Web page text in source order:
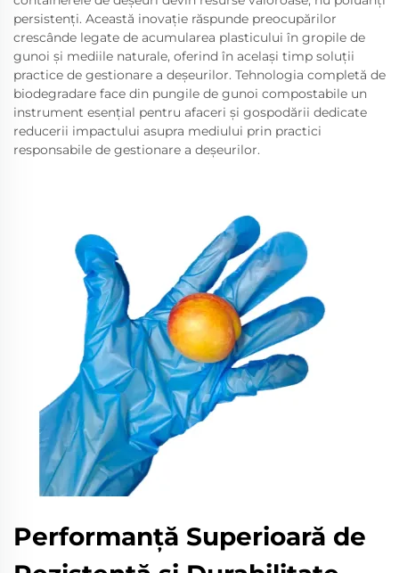
persistenți. Această inovație răspunde preocupărilor
crescânde legate de acumularea plasticului în gropile de
gunoi și mediile naturale, oferind în același timp soluții
practice de gestionare a deșeurilor. Tehnologia completă de
biodegradare face din pungile de gunoi compostabile un
instrument esențial pentru afaceri și gospodării dedicate
reducerii impactului asupra mediului prin practici
responsabile de gestionare a deșeurilor.
Performanță Superioară de